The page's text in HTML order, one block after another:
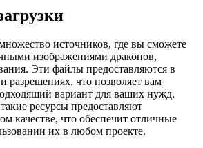
источников, где вы сможете
изображениями драконов,
Эти файлы предоставляются в
разрешениях, что позволяет вам
вариант для ваших нужд.
ресурсы предоставляют
качестве, что обеспечит отличные
их в любом проекте.